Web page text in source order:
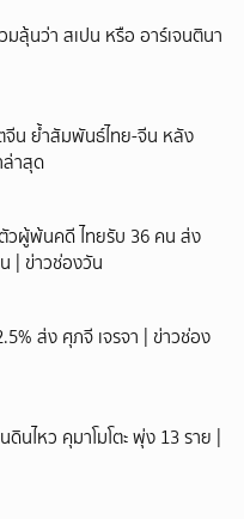
มลุ้นว่า สเปน หรือ อาร์เจนตินา
น ย้ำสัมพันธ์ไทย-จีน หลัง
าสุด
วผู้พ้นคดี ไทยรับ 36 คน ส่ง
| ข่าวช่องวัน
ส่ง ศุภจี เจรจา | ข่าวช่อง
นไหว คุมาโมโตะ พุ่ง 13 ราย |